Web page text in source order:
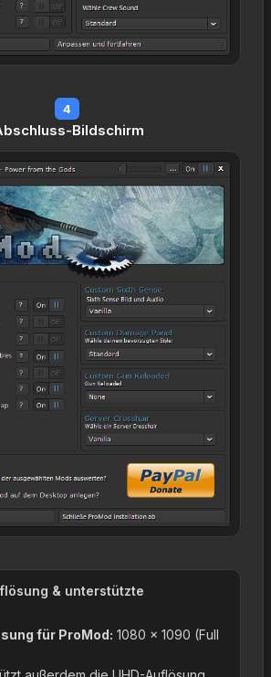
4
Bildschirm
& unterstützte
für ProMod: 1080 × 1090 (Full